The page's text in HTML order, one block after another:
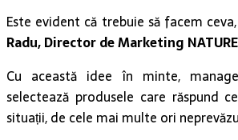
Este evident că trebuie să facem
Radu, Director de Marketing
Cu această idee în minte,
selectează produsele care răspund
situații, de cele mai multe ori